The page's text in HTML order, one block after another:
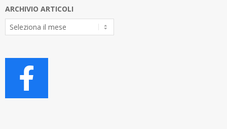
ARCHIVIO ARTICOLI
Archivio
Articoli